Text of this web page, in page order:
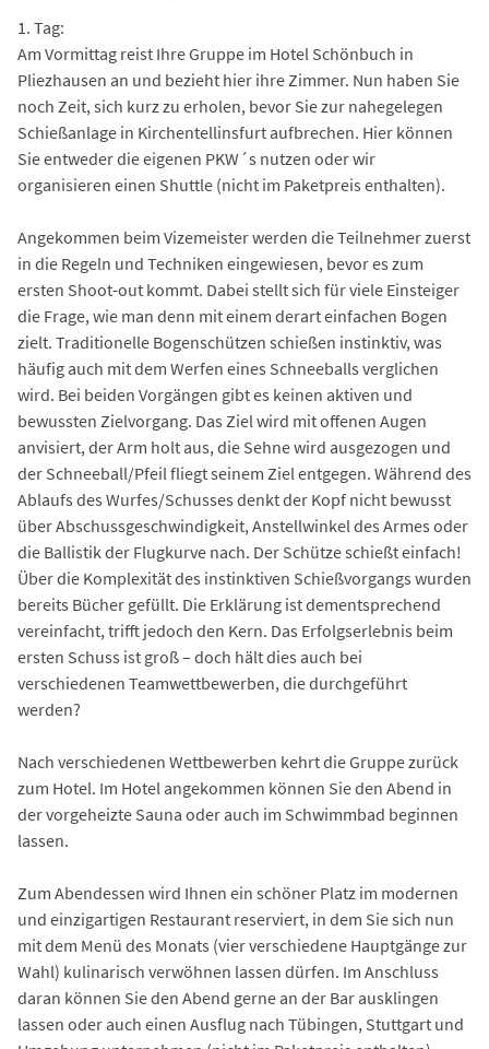
1. Tag:
Am Vormittag reist Ihre Gruppe im Hotel Schönbuch in
Pliezhausen an und bezieht hier ihre Zimmer. Nun haben Sie
noch Zeit, sich kurz zu erholen, bevor Sie zur nahegelegen
Schießanlage in Kirchentellinsfurt aufbrechen. Hier können
Sie entweder die eigenen PKW´s nutzen oder wir
organisieren einen Shuttle (nicht im Paketpreis enthalten).
Angekommen beim Vizemeister werden die Teilnehmer zuerst
in die Regeln und Techniken eingewiesen, bevor es zum
ersten Shoot-out kommt. Dabei stellt sich für viele Einsteiger
die Frage, wie man denn mit einem derart einfachen Bogen
zielt. Traditionelle Bogenschützen schießen instinktiv, was
häufig auch mit dem Werfen eines Schneeballs verglichen
wird. Bei beiden Vorgängen gibt es keinen aktiven und
bewussten Zielvorgang. Das Ziel wird mit offenen Augen
anvisiert, der Arm holt aus, die Sehne wird ausgezogen und
der Schneeball/Pfeil fliegt seinem Ziel entgegen. Während des
Ablaufs des Wurfes/Schusses denkt der Kopf nicht bewusst
über Abschussgeschwindigkeit, Anstellwinkel des Armes oder
die Ballistik der Flugkurve nach. Der Schütze schießt einfach!
Über die Komplexität des instinktiven Schießvorgangs wurden
bereits Bücher gefüllt. Die Erklärung ist dementsprechend
vereinfacht, trifft jedoch den Kern. Das Erfolgserlebnis beim
ersten Schuss ist groß – doch hält dies auch bei
verschiedenen Teamwettbewerben, die durchgeführt
werden?
Nach verschiedenen Wettbewerben kehrt die Gruppe zurück
zum Hotel. Im Hotel angekommen können Sie den Abend in
der vorgeheizte Sauna oder auch im Schwimmbad beginnen
lassen.
Zum Abendessen wird Ihnen ein schöner Platz im modernen
und einzigartigen Restaurant reserviert, in dem Sie sich nun
mit dem Menü des Monats (vier verschiedene Hauptgänge zur
Wahl) kulinarisch verwöhnen lassen dürfen. Im Anschluss
daran können Sie den Abend gerne an der Bar ausklingen
lassen oder auch einen Ausflug nach Tübingen, Stuttgart und